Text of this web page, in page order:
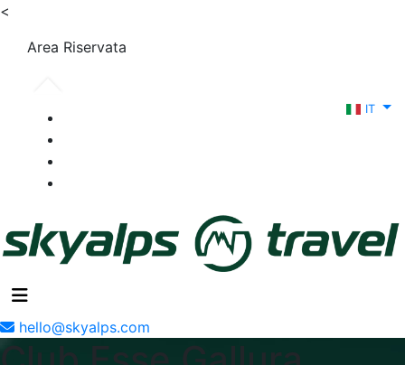
<
Area Riservata
IT
hello@skyalps.com